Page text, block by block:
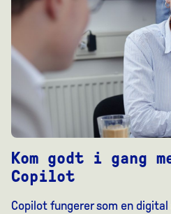
Kom godt i gang
Copilot
Copilot fungerer som en